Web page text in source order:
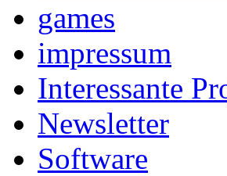
games
impressum
Interessante
Newsletter
Software